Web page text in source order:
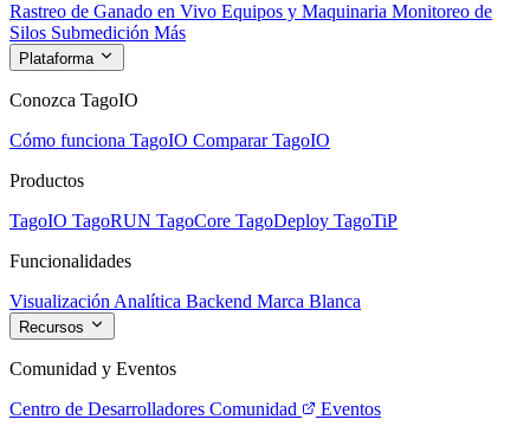
Rastreo de Ganado en Vivo Equipos y Maquinaria Monitoreo de
Silos Submedición Más
Plataforma
Conozca TagoIO
Cómo funciona TagoIO Comparar TagoIO
Productos
TagoIO TagoRUN TagoCore TagoDeploy TagoTiP
Funcionalidades
Visualización Analítica Backend Marca Blanca
Recursos
Comunidad y Eventos
Centro de Desarrolladores Comunidad
Eventos